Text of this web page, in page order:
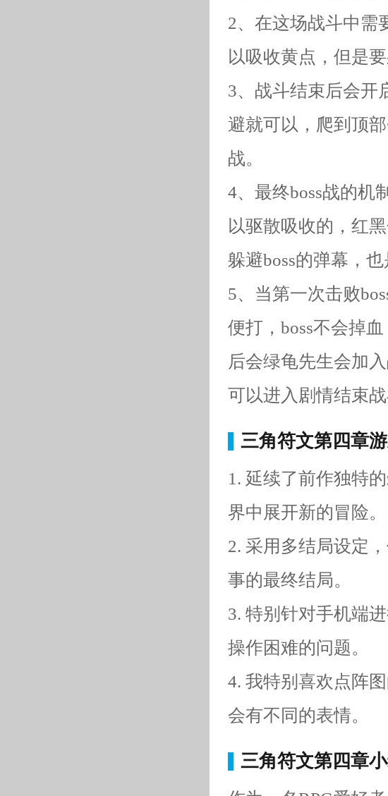
2、在这场战斗中需
以吸收黄点，但是
3、战斗结束后会开
避就可以，爬到顶
战。
4、最终boss战的机
以驱散吸收的，红
躲避boss的弹幕，也
5、当第一次击败
便打，boss不会掉
后会绿龟先生会加
可以进入剧情结束战
三角符文第四章
1. 延续了前作独特
界中展开新的冒险。
2. 采用多结局设定
事的最终结局。
3. 特别针对手机端
操作困难的问题。
4. 我特别喜欢点阵
会有不同的表情。
三角符文第四章